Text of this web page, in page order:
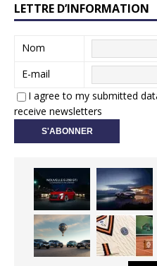
LETTRE D’INFORMATION
Nom
E-mail
I agree to my submitted
receive newsletters